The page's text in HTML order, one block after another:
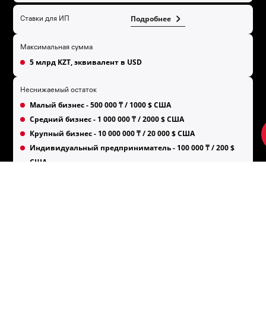
Ставки для ИП Подробнее
Максимальная сумма
5 млрд KZT, эквивалент в USD
Неснижаемый остаток
Малый бизнес - 500 000 ₸ / 1000 $ США
Средний бизнес - 1 000 000 ₸ / 2000 $ США
Крупный бизнес - 10 000 000 ₸ / 20 000 $ США
Индивидуальный предприниматель - 100 000 ₸ / 200 $
США